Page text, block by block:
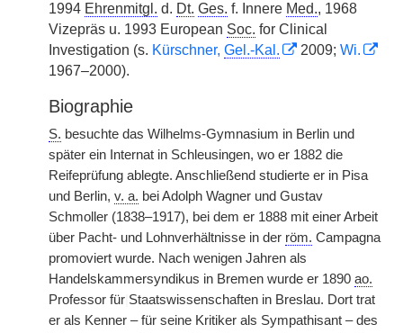
1994 Ehrenmitgl. d. Dt. Ges. f. Innere Med., 1968
Vizepräs u. 1993 European Soc. for Clinical
Investigation (s. Kürschner, Gel.-Kal. 2009; Wi.
1967–2000).
Biographie
S. besuchte das Wilhelms-Gymnasium in Berlin und
später ein Internat in Schleusingen, wo er 1882 die
Reifeprüfung ablegte. Anschließend studierte er in Pisa
und Berlin, v. a. bei Adolph Wagner und Gustav
Schmoller (1838–1917), bei dem er 1888 mit einer Arbeit
über Pacht- und Lohnverhältnisse in der röm. Campagna
promoviert wurde. Nach wenigen Jahren als
Handelskammersyndikus in Bremen wurde er 1890 ao.
Professor für Staatswissenschaften in Breslau. Dort trat
er als Kenner – für seine Kritiker als Sympathisant – des